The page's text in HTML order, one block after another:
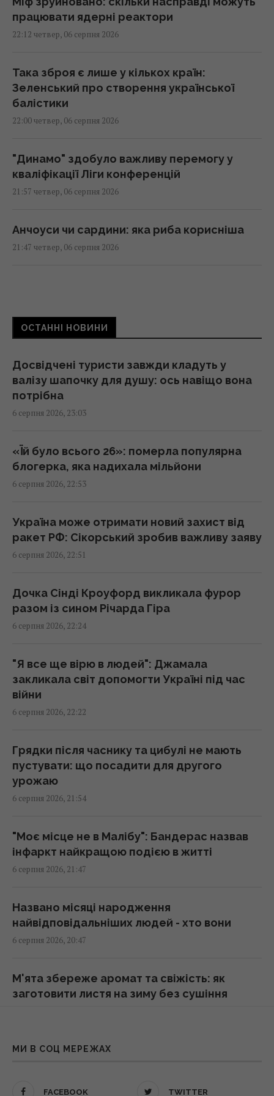
працювати ядерні реактори
22:12 четвер, 06 серпня 2026
Така зброя є лише у кількох країн:
Зеленський про створення української
балістики
22:00 четвер, 06 серпня 2026
"Динамо" здобуло важливу перемогу у
кваліфікації Ліги конференцій
21:57 четвер, 06 серпня 2026
Анчоуси чи сардини: яка риба корисніша
21:47 четвер, 06 серпня 2026
21:42 четвер, 06 серпня 2026
експерти назвали єдиний реальний варіант
21:24 четвер, 06 серпня 2026
Місяць: вчені розповіли про побачене в
телескоп
20:58 четвер, 06 серпня 2026
роки вона почала поглинати більше CO₂
20:52 четвер, 06 серпня 2026
серед туристів, виявився підробкою
20:49 четвер, 06 серпня 2026
означають
20:45 четвер, 06 серпня 2026
20:18 четвер, 06 серпня 2026
Після скандалу у Федерації футболу
20:11 четвер, 06 серпня 2026
19:57 четвер, 06 серпня 2026
19:54 четвер, 06 серпня 2026
Україною, - PAP
ОСТАННІ НОВИНИ
Досвідчені туристи завжди кладуть у
валізу шапочку для душу: ось навіщо вона
потрібна
6 серпня 2026, 23:03
«Їй було всього 26»: померла популярна
блогерка, яка надихала мільйони
6 серпня 2026, 22:53
Україна може отримати новий захист від
ракет РФ: Сікорський зробив важливу заяву
6 серпня 2026, 22:51
Дочка Сінді Кроуфорд викликала фурор
разом із сином Річарда Гіра
6 серпня 2026, 22:24
"Я все ще вірю в людей": Джамала
закликала світ допомогти Україні під час
війни
6 серпня 2026, 22:22
Грядки після часнику та цибулі не мають
пустувати: що посадити для другого
урожаю
6 серпня 2026, 21:54
"Моє місце не в Малібу": Бандерас назвав
інфаркт найкращою подією в житті
6 серпня 2026, 21:47
Названо місяці народження
найвідповідальніших людей - хто вони
6 серпня 2026, 20:47
М'ята збереже аромат та свіжість: як
заготовити листя на зиму без сушіння
В Україні з’явиться нове свято 8 серпня:
МИ В СОЦ МЕРЕЖАХ
FACEBOOK TWITTER